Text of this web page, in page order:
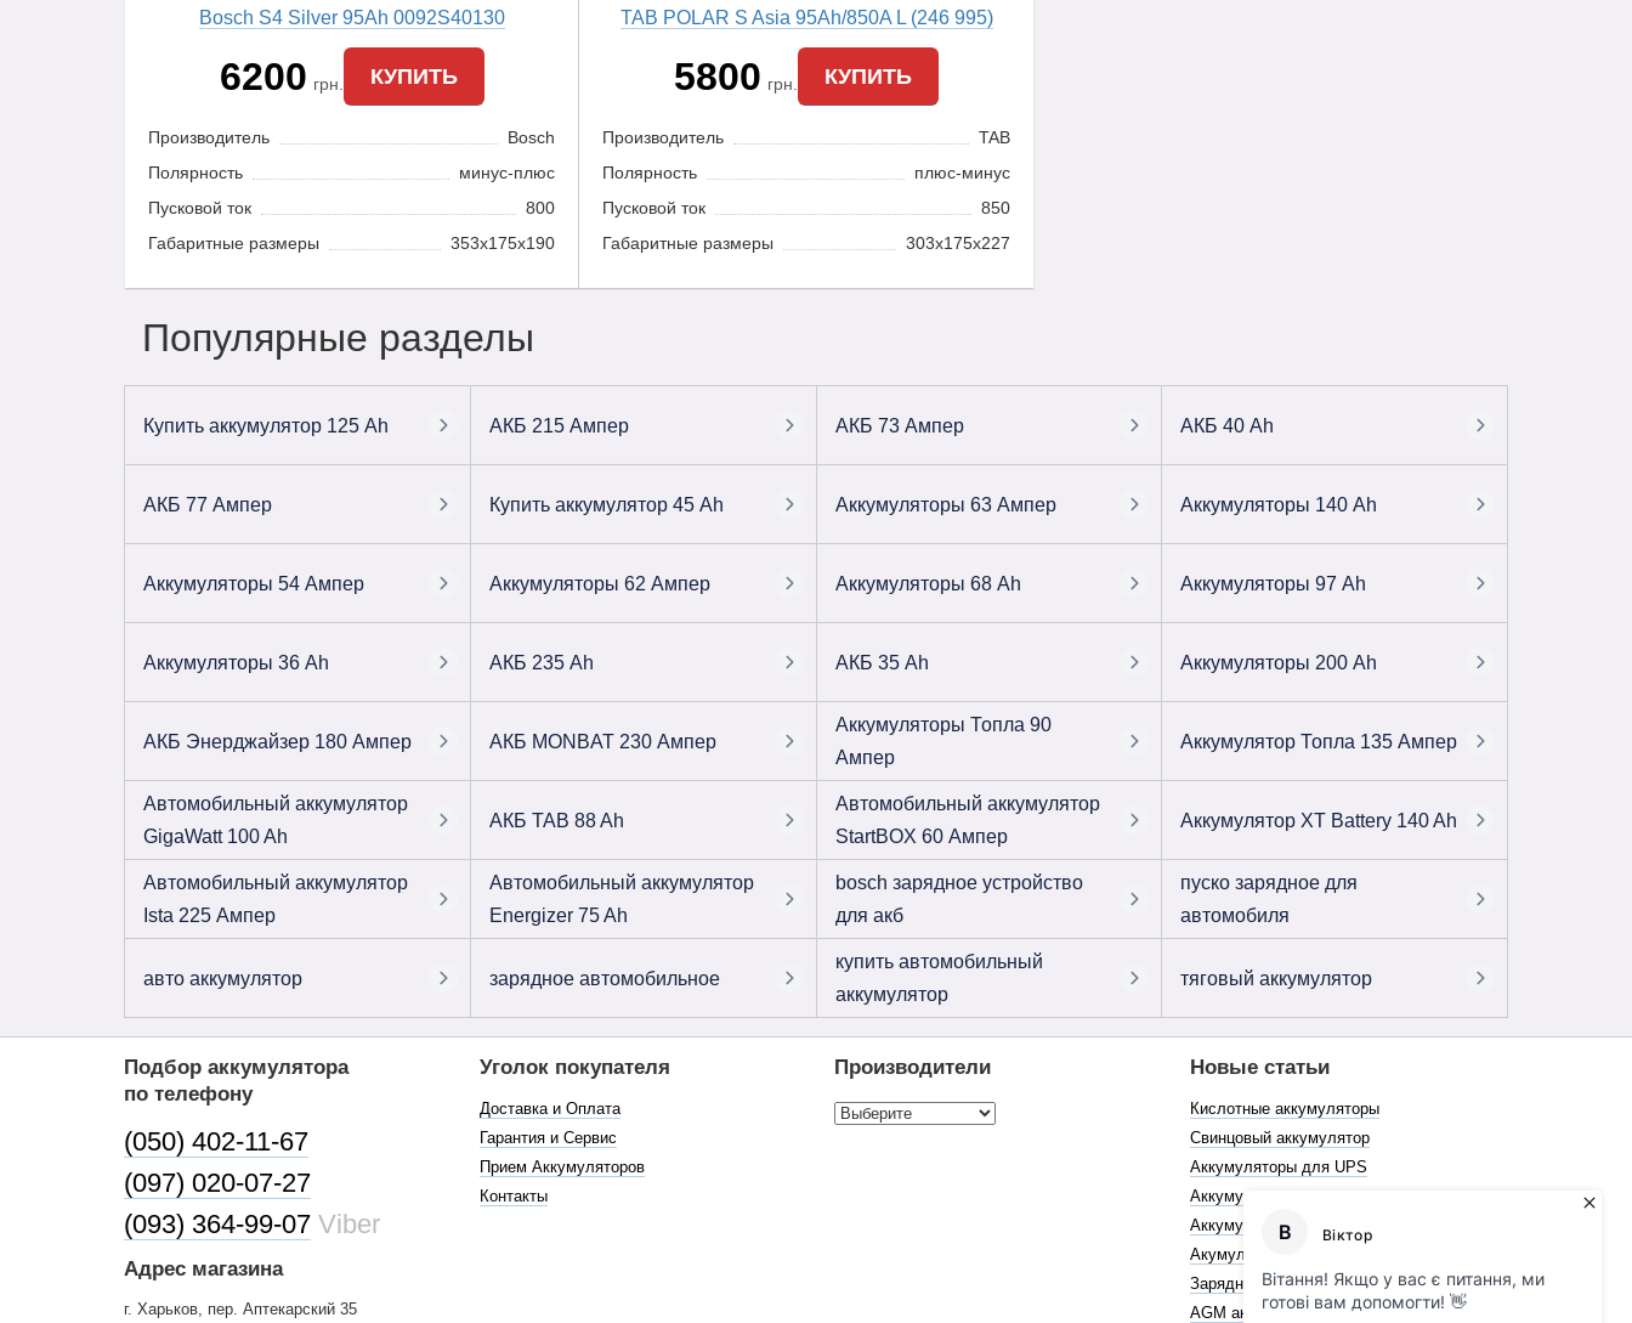
Bosch S4 Silver 95Ah 0092S40130
6200 грн. КУПИТЬ
Производитель
Bosch
Полярность
минус-плюс
Пусковой ток
800
Габаритные размеры
353x175x190
TAB POLAR S Asia 95Ah/850A L (246 995)
5800 грн. КУПИТЬ
Производитель
TAB
Полярность
плюс-минус
Пусковой ток
850
Габаритные размеры
303x175x227
Популярные разделы
Купить аккумулятор 125 Ah АКБ 215 Ампер АКБ 73 Ампер АКБ 40 Ah
АКБ 77 Ампер Купить аккумулятор 45 Ah Аккумуляторы 63 Ампер Аккумуляторы 140 Ah
Аккумуляторы 54 Ампер Аккумуляторы 62 Ампер Аккумуляторы 68 Ah Аккумуляторы 97 Ah
Аккумуляторы 36 Ah АКБ 235 Ah АКБ 35 Ah Аккумуляторы 200 Ah
АКБ Энерджайзер 180 Ампер АКБ MONBAT 230 Ампер
Аккумуляторы Топла 90
Ампер
Аккумулятор Топла 135 Ампер
Автомобильный аккумулятор
GigaWatt 100 Ah
АКБ TAB 88 Ah
Автомобильный аккумулятор
StartBOX 60 Ампер
Аккумулятор XT Battery 140 Ah
Автомобильный аккумулятор
Ista 225 Ампер
Автомобильный аккумулятор
Energizer 75 Ah
bosch зарядное устройство
для акб
пуско зарядное для
автомобиля
авто аккумулятор зарядное автомобильное
купить автомобильный
аккумулятор
тяговый аккумулятор
Подбор аккумулятора
по телефону
(050) 402-11-67
(097) 020-07-27
(093) 364-99-07 Viber
Адрес магазина
г. Харьков, пер. Аптекарский 35
Уголок покупателя
Доставка и Оплата
Гарантия и Сервис
Прием Аккумуляторов
Контакты
Производители Новые статьи
Кислотные аккумуляторы
Свинцовый аккумулятор
Аккумуляторы для UPS
Аккумулятор для мопеда
Аккумуляторы для погрузчиков
Акумулятор автомобільний
Зарядні пристрої для акумуляторів
AGM аккумулятор